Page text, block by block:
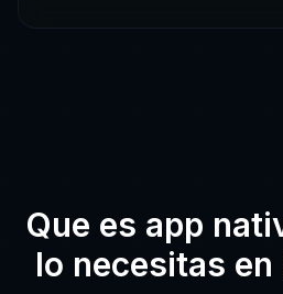
Que es app
lo necesitas en